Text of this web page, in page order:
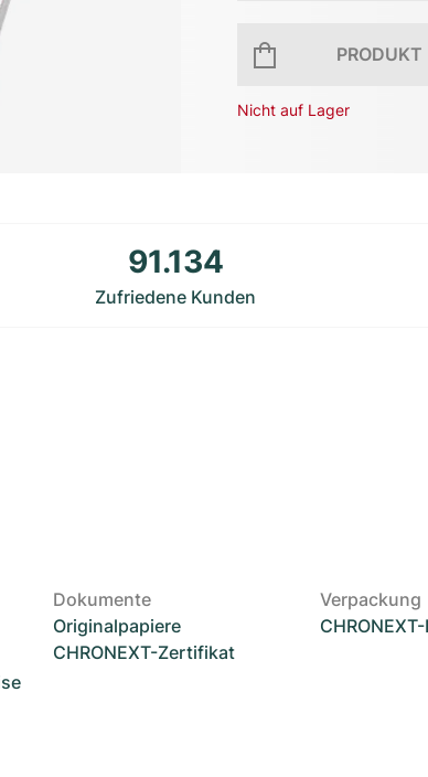
Nicht auf Lager
91.134
Zufriedene Kunden
Dokumente
Originalpapiere
CHRONEXT-Zertifikat
Verpackung